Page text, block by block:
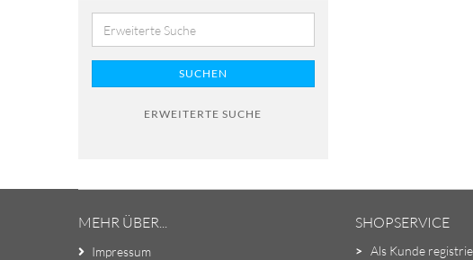
SUCHEN
ERWEITERTE SUCHE
MEHR ÜBER...
Impressum
SHOPSERVICE
> Als Kunde